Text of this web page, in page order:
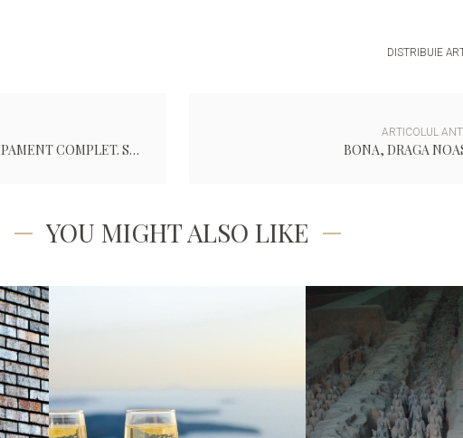
DISTRIBUIE
CLAPARI, CASCA, ECHIPAMENT COMPLET. SI ACUM??
ARTICOLUL
BONA, DRAGA
YOU MIGHT ALSO LIKE